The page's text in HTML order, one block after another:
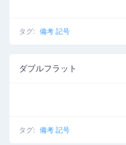
タグ: 備考 記号
ダブルフラット
タグ: 備考 記号